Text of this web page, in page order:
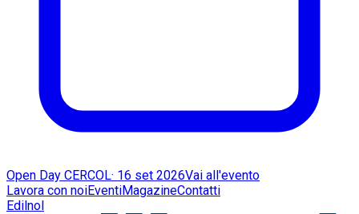
Open Day CERCOL· 16 set 2026Vai all'evento
Lavora con noiEventiMagazineContatti
Edilnol